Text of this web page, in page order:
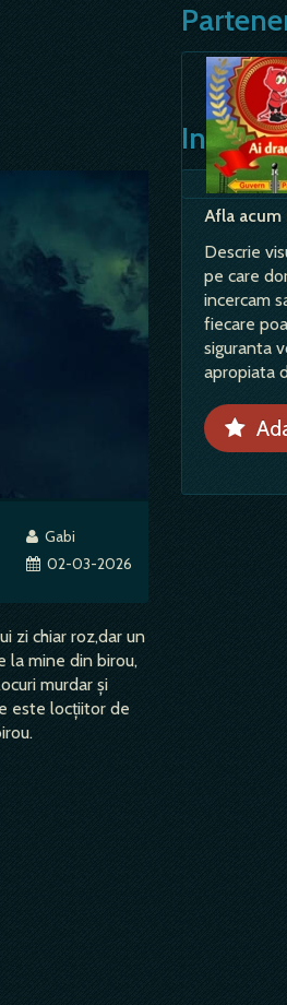
Gabi
02-03-2026
zi chiar roz,dar un
la mine din birou,
murdar și
este locțiitor de
Afla acum
Descrie
pe care
incercam
fiecare
siguranta
apropiata